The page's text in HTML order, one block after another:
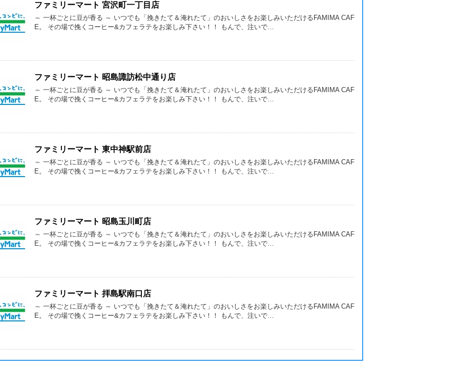
ファミリーマート 宮沢町一丁目店
～ 一杯ごとに豆が香る ～ いつでも「挽きたて＆淹れたて」のおいしさをお楽しみいただけるFAMIMA CAF
E。 その場で挽くコーヒー&カフェラテをお楽しみ下さい！！ もんで、注いで…
ファミリーマート 昭島諏訪松中通り店
～ 一杯ごとに豆が香る ～ いつでも「挽きたて＆淹れたて」のおいしさをお楽しみいただけるFAMIMA CAF
E。 その場で挽くコーヒー&カフェラテをお楽しみ下さい！！ もんで、注いで…
ファミリーマート 東中神駅前店
～ 一杯ごとに豆が香る ～ いつでも「挽きたて＆淹れたて」のおいしさをお楽しみいただけるFAMIMA CAF
E。 その場で挽くコーヒー&カフェラテをお楽しみ下さい！！ もんで、注いで…
ファミリーマート 昭島玉川町店
～ 一杯ごとに豆が香る ～ いつでも「挽きたて＆淹れたて」のおいしさをお楽しみいただけるFAMIMA CAF
E。 その場で挽くコーヒー&カフェラテをお楽しみ下さい！！ もんで、注いで…
ファミリーマート 拝島駅南口店
～ 一杯ごとに豆が香る ～ いつでも「挽きたて＆淹れたて」のおいしさをお楽しみいただけるFAMIMA CAF
E。 その場で挽くコーヒー&カフェラテをお楽しみ下さい！！ もんで、注いで…